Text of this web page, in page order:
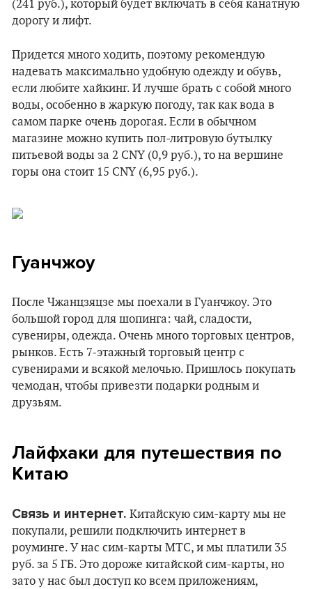
(241 руб.), который будет включать в себя канатную
дорогу и лифт.
Придется много ходить, поэтому рекомендую
надевать максимально удобную одежду и обувь,
если любите хайкинг. И лучше брать с собой много
воды, особенно в жаркую погоду, так как вода в
самом парке очень дорогая. Если в обычном
магазине можно купить пол-литровую бутылку
питьевой воды за 2 CNY (0,9 руб.), то на вершине
горы она стоит 15 CNY (6,95 руб.).
Гуанчжоу
После Чжанцзяцзе мы поехали в Гуанчжоу. Это
большой город для шопинга: чай, сладости,
сувениры, одежда. Очень много торговых центров,
рынков. Есть 7-этажный торговый центр с
сувенирами и всякой мелочью. Пришлось покупать
чемодан, чтобы привезти подарки родным и
друзьям.
Лайфхаки для путешествия по
Китаю
Связь и интернет. Китайскую сим-карту мы не
покупали, решили подключить интернет в
роуминге. У нас сим-карты МТС, и мы платили 35
руб. за 5 ГБ. Это дороже китайской сим-карты, но
зато у нас был доступ ко всем приложениям,